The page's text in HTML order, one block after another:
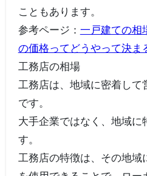
こともあります。
参考ページ： 一戸建ての相
の価格ってどうやって決ま
工務店の相場
工務店は、地域に密着して
です。
大手企業ではなく、地域に
す。
工務店の特徴は、その地域